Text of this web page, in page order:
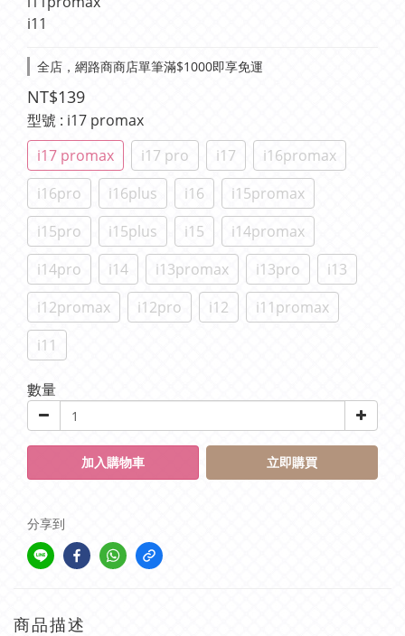
i11
全店，網路商商店單筆滿$1000即享免運
NT$139
型號 : i17 promax
i17 promax
i17 pro i17
i16promax
i16pro
i16plus i16
i15promax
i15pro
i15plus i15
i14promax
i14pro
i14 i13promax i13pro
i13
i12promax
i12pro i12
i11promax
i11
數量
加入購物車 立即購買
分享到
商品描述